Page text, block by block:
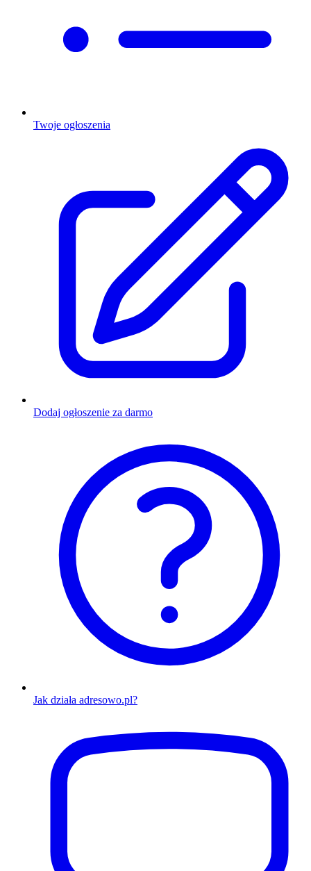
Twoje ogłoszenia
Dodaj ogłoszenie za darmo
Jak działa adresowo.pl?